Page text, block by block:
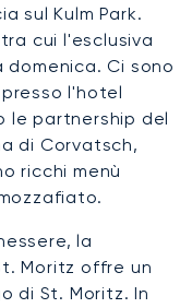
sul Kulm Park.
cui l'esclusiva
domenica. Ci sono
l'hotel
le partnership del
di Corvatsch,
ricchi menù
la
Moritz offre un
di St. Moritz. In